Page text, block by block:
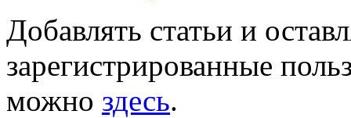
Добавлять статьи и
зарегистрированные
можно здесь.